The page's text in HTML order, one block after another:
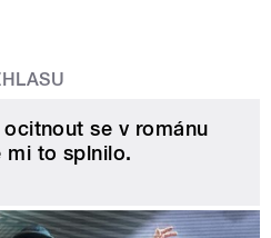
se v románu
mi to splnilo.